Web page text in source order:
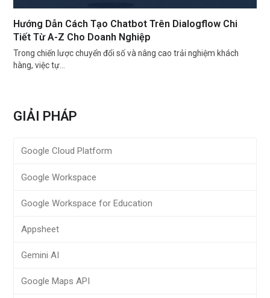
Hướng Dẫn Cách Tạo Chatbot Trên Dialogflow Chi
Tiết Từ A-Z Cho Doanh Nghiệp
Trong chiến lược chuyển đổi số và nâng cao trải nghiệm khách
hàng, việc tự…
GIẢI PHÁP
Google Cloud Platform
Google Workspace
Google Workspace for Education
Appsheet
Gemini AI
Google Maps API